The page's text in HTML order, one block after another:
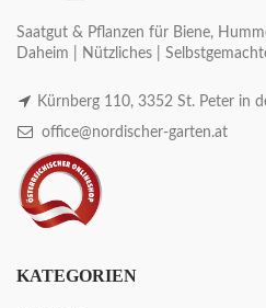
Saatgut & Pflanzen für Biene,
Daheim | Nützliches |
Kürnberg 110, 3352 St. Peter in
office@nordischer-garten.at
KATEGORIEN